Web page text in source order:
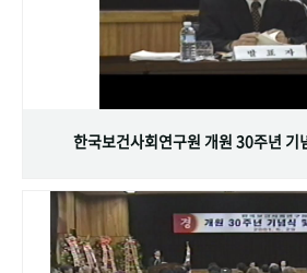
한국보건사회연구원 개원 30주년